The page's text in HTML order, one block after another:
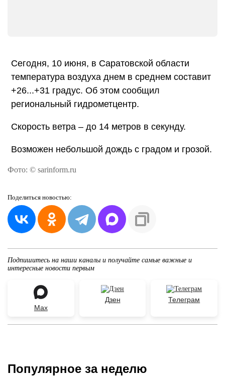
Сегодня, 10 июня, в Саратовской области
температура воздуха днем в среднем составит
+26...+31 градус. Об этом сообщил
региональный гидрометцентр.
Скорость ветра – до 14 метров в секунду.
Возможен небольшой дождь с градом и грозой.
Фото: © sarinform.ru
Поделиться новостью:
Подпишитесь на наши каналы и получайте самые важные и
интересные новости первым
Max
Дзен Телеграм
Популярное за неделю